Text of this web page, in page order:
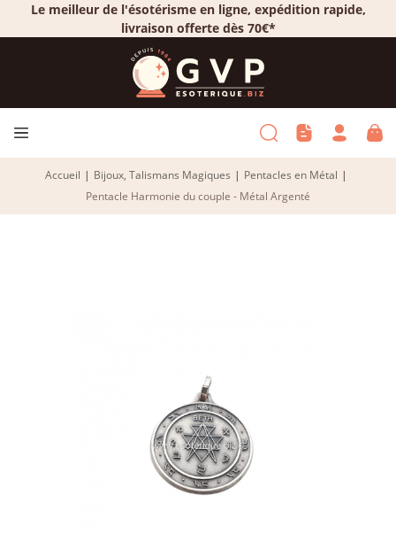
Le meilleur de l'ésotérisme en ligne, expédition rapide,
livraison offerte dès 70€*
Accueil | Bijoux, Talismans Magiques | Pentacles en Métal |
Pentacle Harmonie du couple - Métal Argenté